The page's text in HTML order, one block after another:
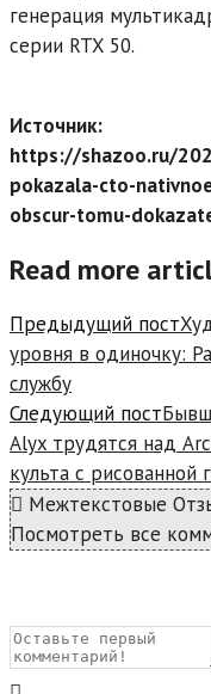
генерация
серии RTX 50.
Источник:
https://shazoo.ru/
pokazala-cto-
obscur-tomu-
Read more
Предыдущий пост
уровня в одиночку:
службу
Следующий пост
Alyx трудятся над
культа с рисованной
Межтекстовые
Посмотреть все